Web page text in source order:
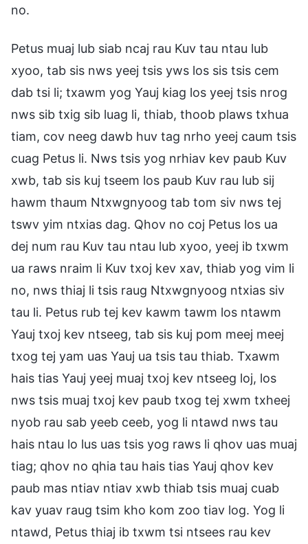
no.
Petus muaj lub siab ncaj rau Kuv tau ntau lub
xyoo, tab sis nws yeej tsis yws los sis tsis cem
dab tsi li; txawm yog Yauj kiag los yeej tsis nrog
nws sib txig sib luag li, thiab, thoob plaws txhua
tiam, cov neeg dawb huv tag nrho yeej caum tsis
cuag Petus li. Nws tsis yog nrhiav kev paub Kuv
xwb, tab sis kuj tseem los paub Kuv rau lub sij
hawm thaum Ntxwgnyoog tab tom siv nws tej
tswv yim ntxias dag. Qhov no coj Petus los ua
dej num rau Kuv tau ntau lub xyoo, yeej ib txwm
ua raws nraim li Kuv txoj kev xav, thiab yog vim li
no, nws thiaj li tsis raug Ntxwgnyoog ntxias siv
tau li. Petus rub tej kev kawm tawm los ntawm
Yauj txoj kev ntseeg, tab sis kuj pom meej meej
txog tej yam uas Yauj ua tsis tau thiab. Txawm
hais tias Yauj yeej muaj txoj kev ntseeg loj, los
nws tsis muaj txoj kev paub txog tej xwm txheej
nyob rau sab yeeb ceeb, yog li ntawd nws tau
hais ntau lo lus uas tsis yog raws li qhov uas muaj
tiag; qhov no qhia tau hais tias Yauj qhov kev
paub mas ntiav ntiav xwb thiab tsis muaj cuab
kav yuav raug tsim kho kom zoo tiav log. Yog li
ntawd, Petus thiaj ib txwm tsi ntsees rau kev